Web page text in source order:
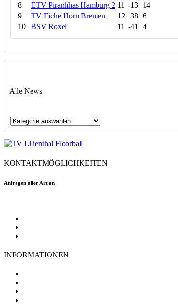
8
ETV Piranhhas Hamburg 2 11 -13 14
9
TV Eiche Horn Bremen 12 -38 6
10
BSV Roxel 11 -41 4
Alle News
Alle
KONTAKTMÖGLICHKEITEN
Anfragen aller Art an
INFORMATIONEN